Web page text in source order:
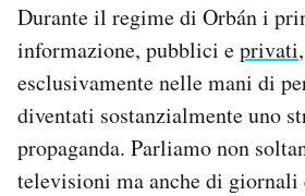
Durante il regime di Orbán i
informazione, pubblici eprivati
esclusivamente nelle mani di
diventati sostanzialmente uno
propaganda. Parliamo non
televisioni ma anche di